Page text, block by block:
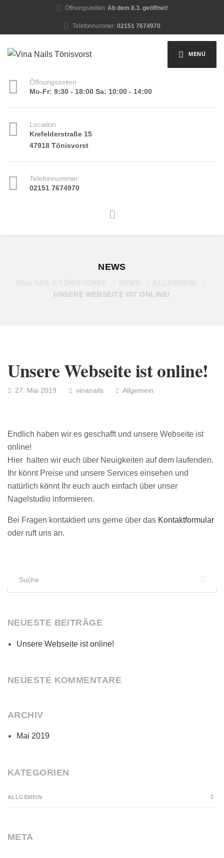
Öffnungszeiten: Ab dem 8.3. geöffnet!
Telefonnummer: 02151 7674970
MENÜ
Öffnungszeiten
Mo-Fr: 9:30 - 18:00 Sa: 10:00 - 14:00
Location
Krefelderstraße 15
47918 Tönisvorst
Telefonnummer:
02151 7674970
NEWS
UNSERE WEBSEITE IST ONLINE!
Unsere Webseite ist online!
27. Mai 2019 vinanails Allgemein
Endlich haben wir es geschafft und unsere Webseite ist
online!
Hier halten wir euch über Neuigkeiten auf dem laufenden.
Ihr könnt Preise und unsere Services einsehen und
natürlich könnt Ihr euch auch einfach über unser
Nagelstudio informieren.
Bei Fragen kontaktiert uns gerne über das Kontaktformular
oder ruft uns an.
nach:
NEUESTE BEITRÄGE
Unsere Webseite ist online!
NEUESTE KOMMENTARE
ARCHIV
Mai 2019
KATEGORIEN
ALLGEMEIN
META